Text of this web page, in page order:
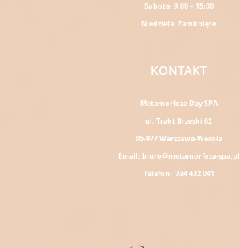
Sobota: 9.00 – 15:00
Niedziela: Zamknięte
KONTAKT
Metamorfoza Day SPA
ul. Trakt Brzeski 62
05-077 Warszawa-Wesoła
Email: biuro@metamorfoza-spa.pl
Telefon: 734 432 041